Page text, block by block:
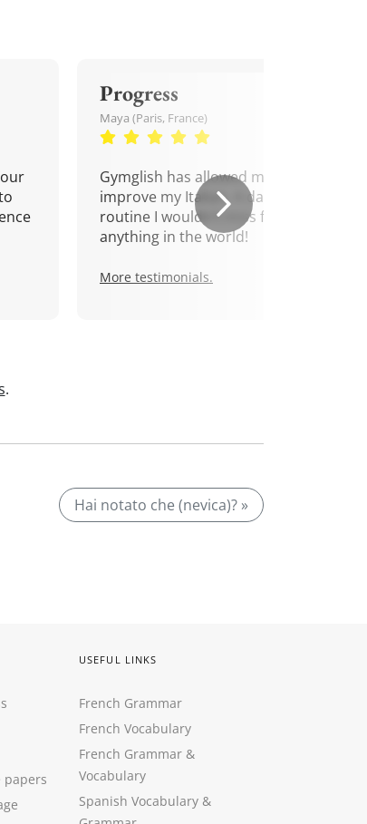
Progress
Maya (Paris, France)
Gymglish has allowed me to
improve my Italian. A daily
routine I wouldn't miss for
anything in the world!
More testimonials.
.
Hai notato che (nevica)? »
papers
USEFUL LINKS
French Grammar
French Vocabulary
French Grammar &
Vocabulary
Spanish Vocabulary &